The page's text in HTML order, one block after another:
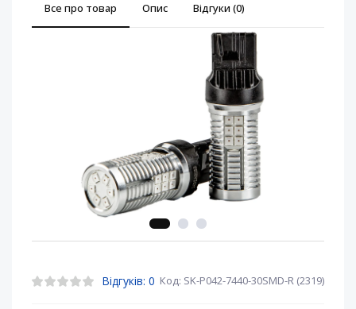
Все про товар Опис Відгуки (0)
Відгуків: 0 Код: SK-P042-7440-30SMD-R (2319)